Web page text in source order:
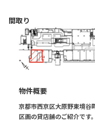
間取り
物件概要
京都市西京区大原野東境谷
区画の貸店舗のご紹介です